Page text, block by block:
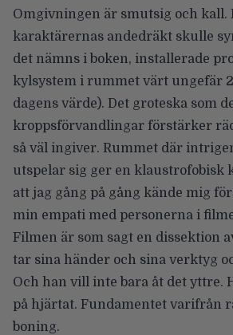
Omgivningen är smutsig och kall.
karaktärernas andedräkt skulle
det nämns i boken, installerade
kylsystem i rummet värt ungefär
dagens värde). Det groteska som
kroppsförvandlingar förstärker
så väl ingiver. Rummet där
utspelar sig ger en klaustrofobisk
att jag gång på gång kände mig
min empati med personerna i
Filmen är som sagt en dissektion
tar sina händer och sina verktyg
Och han vill inte bara åt det yttre.
på hjärtat. Fundamentet varifrån
boning.